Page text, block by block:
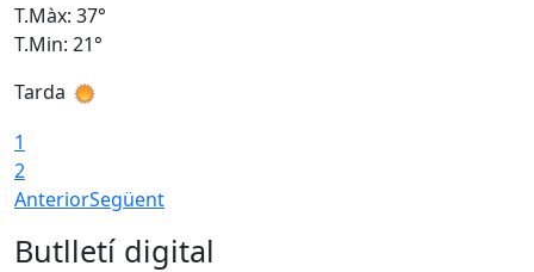
T.Màx: 37°
T.Min: 21°
Tarda
1
2
AnteriorSegüent
Butlletí digital